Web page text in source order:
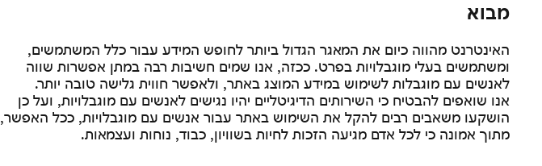
מבוא
האינטרנט מהווה כיום את המאגר הגדול ביותר לחופש המידע עבור כלל המשתמשים,
ומשתמשים בעלי מוגבלויות בפרט. ככזה, אנו שמים חשיבות רבה במתן אפשרות שווה
לאנשים עם מוגבלות לשימוש במידע המוצג באתר, ולאפשר חווית גלישה טובה יותר.
אנו שואפים להבטיח כי השירותים הדיגיטליים יהיו נגישים לאנשים עם מוגבלויות, ועל כן
הושקעו משאבים רבים להקל את השימוש באתר עבור אנשים עם מוגבלויות, ככל האפשר,
מתוך אמונה כי לכל אדם מגיעה הזכות לחיות בשוויון, כבוד, נוחות ועצמאות.